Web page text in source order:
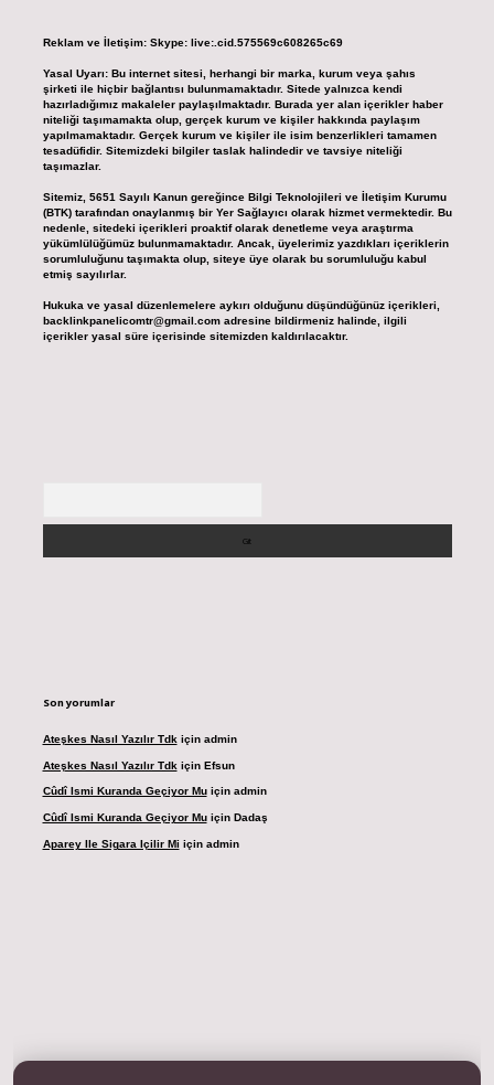
Reklam ve İletişim: Skype: live:.cid.575569c608265c69
Yasal Uyarı: Bu internet sitesi, herhangi bir marka, kurum veya şahıs
şirketi ile hiçbir bağlantısı bulunmamaktadır. Sitede yalnızca kendi
hazırladığımız makaleler paylaşılmaktadır. Burada yer alan içerikler haber
niteliği taşımamakta olup, gerçek kurum ve kişiler hakkında paylaşım
yapılmamaktadır. Gerçek kurum ve kişiler ile isim benzerlikleri tamamen
tesadüfidir. Sitemizdeki bilgiler taslak halindedir ve tavsiye niteliği
taşımazlar.
Sitemiz, 5651 Sayılı Kanun gereğince Bilgi Teknolojileri ve İletişim Kurumu
(BTK) tarafından onaylanmış bir Yer Sağlayıcı olarak hizmet vermektedir. Bu
nedenle, sitedeki içerikleri proaktif olarak denetleme veya araştırma
yükümlülüğümüz bulunmamaktadır. Ancak, üyelerimiz yazdıkları içeriklerin
sorumluluğunu taşımakta olup, siteye üye olarak bu sorumluluğu kabul
etmiş sayılırlar.
Hukuka ve yasal düzenlemelere aykırı olduğunu düşündüğünüz içerikleri,
backlinkpanelicomtr@gmail.comadresine bildirmeniz halinde, ilgili
içerikler yasal süre içerisinde sitemizden kaldırılacaktır.
Son yorumlar
Ateşkes Nasıl Yazılır Tdk için admin
Ateşkes Nasıl Yazılır Tdk için Efsun
Cûdî Ismi Kuranda Geçiyor Muiçin admin
Cûdî Ismi Kuranda Geçiyor Muiçin Dadaş
Aparey Ile Sigara Içilir Mi için admin